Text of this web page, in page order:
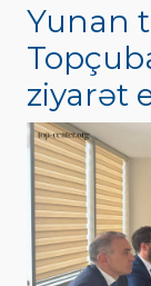
Yunan
ziyarət